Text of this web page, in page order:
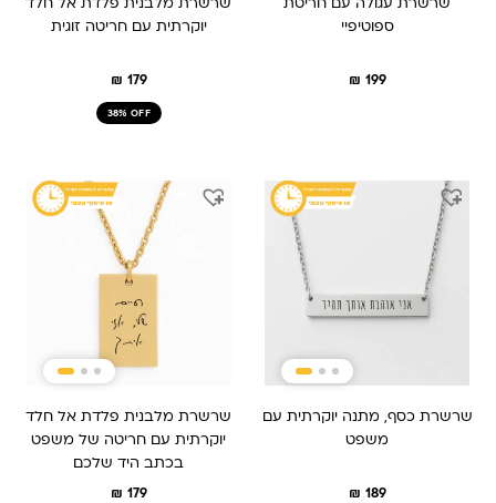
ספוטיפיי
₪ 199
יוקרתית עם חריטה זוגית
₪ 179
38% OFF
שרשרת כסף, מתנה יוקרתית עם
משפט
₪ 189
שרשרת מלבנית פלדת אל חלד
יוקרתית עם חריטה של משפט
בכתב היד שלכם
₪ 179